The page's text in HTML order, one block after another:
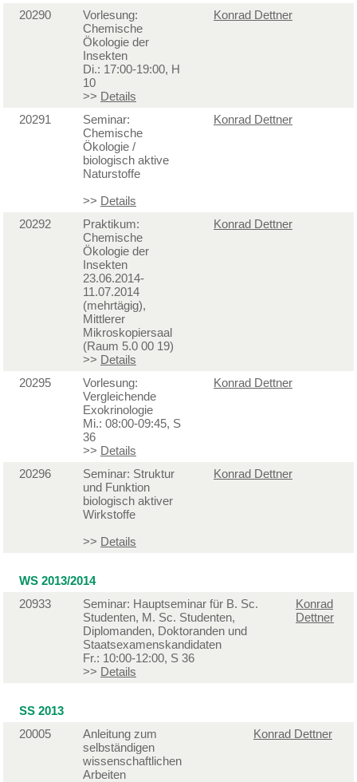
20290
Vorlesung:
Chemische
Ökologie der
Insekten
Di.: 17:00-19:00, H
10
>> Details
Konrad Dettner
20291
Seminar:
Chemische
Ökologie /
biologisch aktive
Naturstoffe
>> Details
Konrad Dettner
20292
Praktikum:
Chemische
Ökologie der
Insekten
23.06.2014-
11.07.2014
(mehrtägig),
Mittlerer
Mikroskopiersaal
(Raum 5.0 00 19)
>> Details
Konrad Dettner
20295
Vorlesung:
Vergleichende
Exokrinologie
Mi.: 08:00-09:45, S
36
>> Details
Konrad Dettner
20296
Seminar: Struktur
und Funktion
biologisch aktiver
Wirkstoffe
>> Details
Konrad Dettner
WS 2013/2014
20933
Seminar: Hauptseminar für B. Sc.
Studenten, M. Sc. Studenten,
Diplomanden, Doktoranden und
Staatsexamenskandidaten
Fr.: 10:00-12:00, S 36
>> Details
Konrad
Dettner
SS 2013
20005
Anleitung zum
selbständigen
wissenschaftlichen
Arbeiten
Konrad Dettner